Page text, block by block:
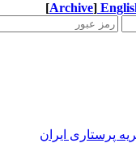
[Archive]
پرستاری ایران